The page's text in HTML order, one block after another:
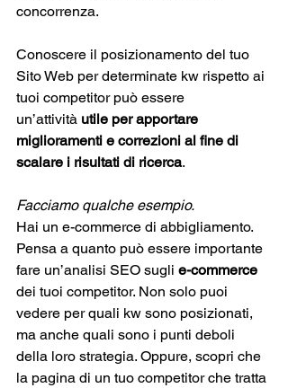
concorrenza.
Conoscere il posizionamento del tuo
Sito Web per determinate kw rispetto ai
tuoi competitor può essere
un’attività utile per apportare
miglioramenti e correzioni al fine di
scalare i risultati di ricerca.
Facciamo qualche esempio.
Hai un e-commerce di abbigliamento.
Pensa a quanto può essere importante
fare un’analisi SEO sugli e-commerce
dei tuoi competitor. Non solo puoi
vedere per quali kw sono posizionati,
ma anche quali sono i punti deboli
della loro strategia. Oppure, scopri che
la pagina di un tuo competitor che tratta